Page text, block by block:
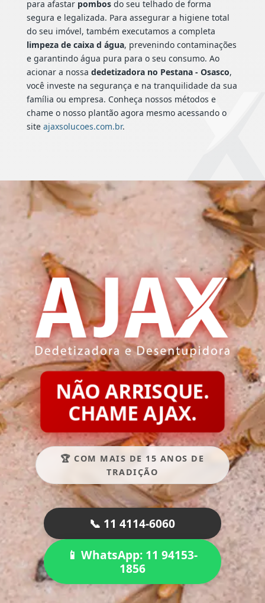
para afastar pombosdo seu telhado de forma
segura e legalizada. Para assegurar a higiene total
do seu imóvel, também executamos a completa
limpeza de caixa d água, prevenindo contaminações
e garantindo água pura para o seu consumo. Ao
acionar a nossa dedetizadora no Pestana - Osasco,
você investe na segurança e na tranquilidade da sua
família ou empresa. Conheça nossos métodos e
chame o nosso plantão agora mesmo acessando o
site ajaxsolucoes.com.br.
NÃO ARRISQUE.
CHAME AJAX.
🏆 COM MAIS DE 15 ANOS DE
TRADIÇÃO
📞 11 4114-6060
📱 WhatsApp: 11 94153-
1856